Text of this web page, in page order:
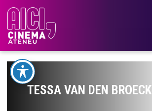
TESSA VAN DEN BROECK